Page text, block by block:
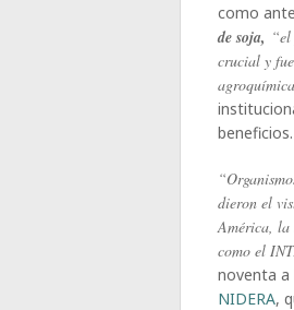
como
de soja,
crucial y
beneficios.
dieron el
América, la
como el
noventa a
NIDERA,